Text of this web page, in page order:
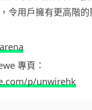
令用戶擁有更高階
專頁：
p/unwirehk